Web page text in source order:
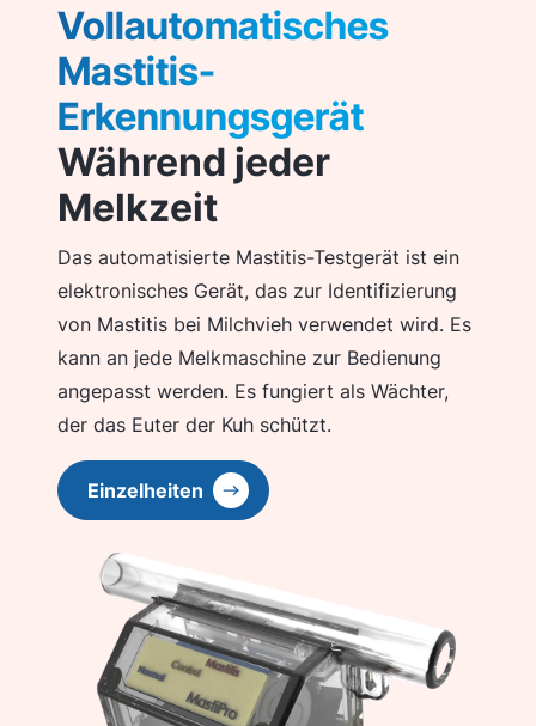
Vollautomatisches
Mastitis-
Erkennungsgerät
Während jeder
Melkzeit
Das automatisierte Mastitis-Testgerät ist ein
elektronisches Gerät, das zur Identifizierung
von Mastitis bei Milchvieh verwendet wird. Es
kann an jede Melkmaschine zur Bedienung
angepasst werden. Es fungiert als Wächter,
der das Euter der Kuh schützt.
Einzelheiten